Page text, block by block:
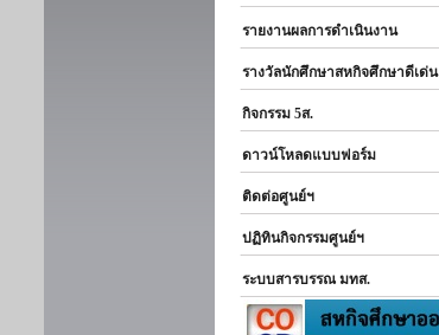
รายงานผลการดำเนินงาน
รางวัลนักศึกษาสหกิจศึกษาดีเด่น
กิจกรรม 5ส.
ดาวน์โหลดแบบฟอร์ม
ติดต่อศูนย์ฯ
ปฏิทินกิจกรรมศูนย์ฯ
ระบบสารบรรณ มทส.